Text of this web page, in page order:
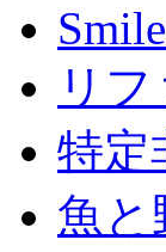
リ
特定
魚と